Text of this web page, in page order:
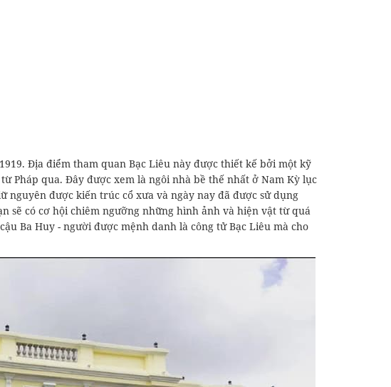
Địa điểm tham quan Bạc Liêu này được thiết kế bởi một kỹ
Pháp qua. Đây được xem là ngôi nhà bề thế nhất ở Nam Kỳ lục
được kiến trúc cổ xưa và ngày nay đã được sử dụng
sẽ có cơ hội chiêm ngưỡng những hình ảnh và hiện vật từ quá
Ba Huy - người được mệnh danh là công tử Bạc Liêu mà cho